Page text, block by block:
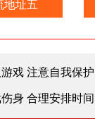
地址五
戏 注意自我保
身 合理安排时